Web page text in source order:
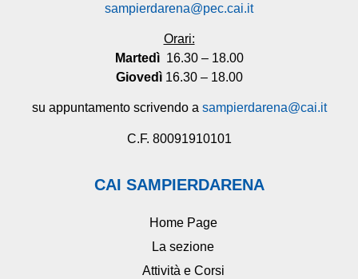
sampierdarena@pec.cai.it
Orari:
Martedì 16.30 – 18.00
Giovedì16.30 – 18.00
su appuntamento scrivendo a sampierdarena@cai.it
C.F. 80091910101
CAI SAMPIERDARENA
Home Page
La sezione
Attività e Corsi